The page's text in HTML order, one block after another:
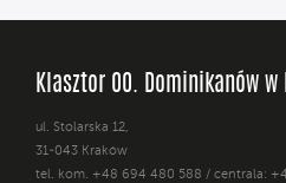
Klasztor OO. Dominikanów w
ul. Stolarska 12,
31-043 Kraków
tel. kom. +48 694 480 588 / centrala: